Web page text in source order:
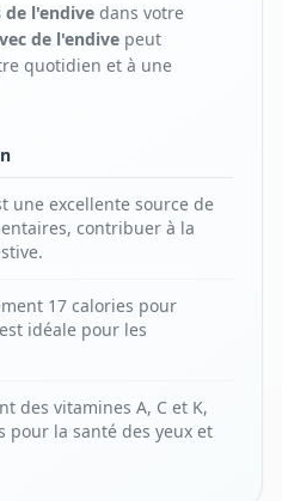
de l'endive dans votre
de l'endive peut
quotidien et à une
une excellente source de
contribuer à la
17 calories pour
idéale pour les
des vitamines A, C et K,
pour la santé des yeux et